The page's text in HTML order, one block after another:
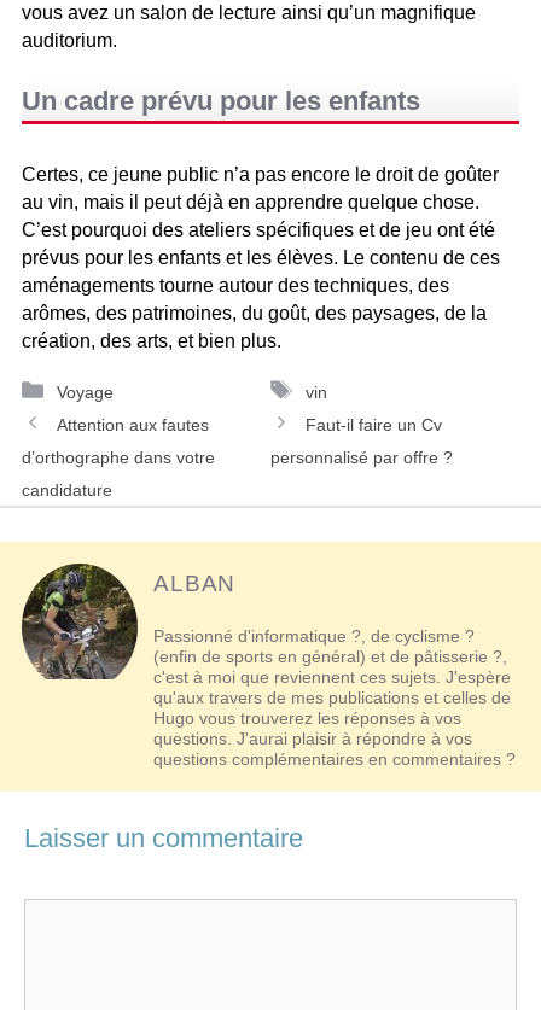
vous avez un salon de lecture ainsi qu’un magnifique
auditorium.
Un cadre prévu pour les enfants
Certes, ce jeune public n’a pas encore le droit de goûter
au vin, mais il peut déjà en apprendre quelque chose.
C’est pourquoi des ateliers spécifiques et de jeu ont été
prévus pour les enfants et les élèves. Le contenu de ces
aménagements tourne autour des techniques, des
arômes, des patrimoines, du goût, des paysages, de la
création, des arts, et bien plus.
Catégories
Voyage Étiquettes
vin
Navigation
des
articles
Attention aux fautes
d’orthographe dans votre
candidature
Faut-il faire un Cv
personnalisé par offre ?
ALBAN
Passionné d'informatique ?, de cyclisme ?
(enfin de sports en général) et de pâtisserie ?,
c'est à moi que reviennent ces sujets. J'espère
qu'aux travers de mes publications et celles de
Hugo vous trouverez les réponses à vos
questions. J'aurai plaisir à répondre à vos
questions complémentaires en commentaires ?
Laisser un commentaire